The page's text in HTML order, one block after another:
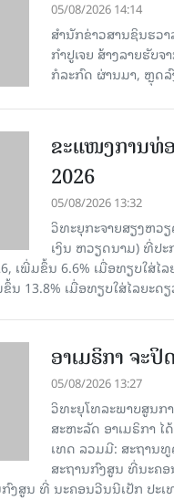
05/08/2026 14:14
ສຳນັກຂ່າວສານຊິນຮວ
ກຳປູເຈຍ ສ້າງລາຍຮັບ
ກໍລະກົດ ຜ່ານມາ, ຫຼຸດ
ຂະ​ແໜງ​ການ​ທ່
2026
05/08/2026 13:32
ວິທະຍຸກະຈາຍສຽງຫວ
ເງິນ ຫວຽດ​ນາມ) ທີ່ປ
ເພີ່ມ​ຂຶ້ນ 6.6% ເມື່ອ​ທຽບ​ໃສ່​
ນ 13.8% ເມື່ອ​ທຽບ​ໃສ່​ໄລ​ຍະ​ດ
ອາເມຣິກາ ຈະ
05/08/2026 13:27
ວິທະຍຸໂທລະພາບສູນກ
ສະຫະລັດ ອາເມຣິກາ
ເທດ ລວມມີ: ສະຖານທູ
ສະຖານກົງສູນ ທີ່ນະຄອ
ງສູນ ທີ່ ນະຄອນວີນນີເປັກ ປະເ